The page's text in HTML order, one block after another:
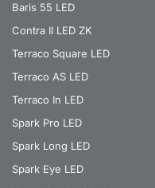
Baris 55 LED
Contra II LED ZK
Terraco Square LED
Terraco AS LED
Terraco In LED
Spark Pro LED
Spark Long LED
Spark Eye LED